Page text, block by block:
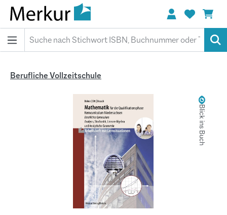
springen
Berufliche Vollzeitschule
Blick ins Buch
Bildergalerie überspringen